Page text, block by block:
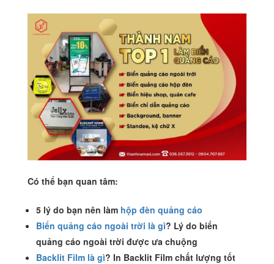
Có thể bạn quan tâm:
5 lý do bạn nên làm hộp đèn quảng cáo
Biển quảng cáo ngoài trời là gì? Lý do biển
quảng cáo ngoài trời được ưa chuộng
Backlit Film là gì? In Backlit Film chất lượng tốt